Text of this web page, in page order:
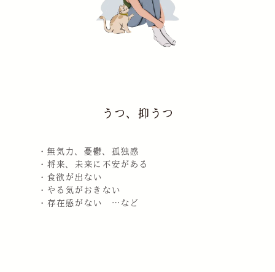
うつ、抑うつ
・無気力、憂鬱、孤独感
・将来、未来に不安がある
・食欲が出ない
・やる気がおきない
・存在感がない …など